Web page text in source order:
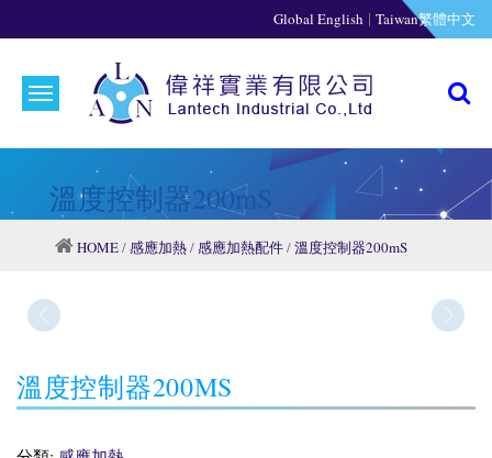
Global English | Taiwan繁體中文
溫度控制器200mS
HOME/感應加熱/感應加熱配件/溫度控制器200mS
溫度控制器200MS